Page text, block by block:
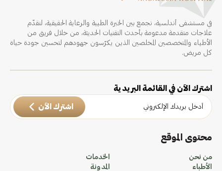
في مستشفى أندلسية، نجمع بين الخبرة الطبية والرعاية الحقيقية، لنقدّم
علاجات متقدمة مدعومة بأحدث التقنيات الحديثة، من خلال فريق من
الأطباء والمتخصصين المخلصين الذين يكرّسون جهودهم لتحسين جودة حياة
كل مريض.
اشترك الآن في القائمة البريدية
اشترك الآن
محتوى الموقع
من نحن
الأطباء
الخدمات
المدونة